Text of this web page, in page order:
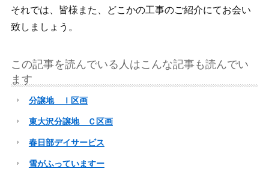
それでは、皆様また、どこかの工事のご紹介にてお会い
致しましょう。
この記事を読んでいる人はこんな記事も読んでい
ます
分譲地 Ｉ区画
東大沢分譲地 Ｃ区画
春日部デイサービス
雪がふっていますー